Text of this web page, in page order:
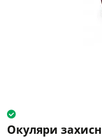
Окуляри